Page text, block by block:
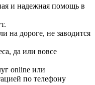
и надежная помощь в
на дороге, не заводится
да или вовсе
online или
по телефону